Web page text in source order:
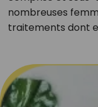
nombreuses
traitements dont